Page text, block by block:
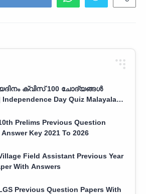
ക്വിസ് 100 ചോദ്യങ്ങൾ
Prelims Previous Question
Key 2021 To 2026
Field Assistant Previous Year
With Answers
Previous Question Papers With